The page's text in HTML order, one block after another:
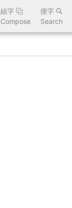
組字
Compose
搜字
Search